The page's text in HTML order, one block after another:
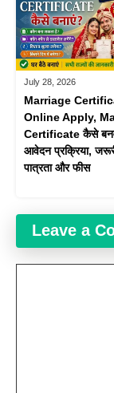
July 28, 2026
Marriage
Online Apply,
Certificate कैसे
आवेदन प्रक्रिया,
पात्रता और फीस
Leave a